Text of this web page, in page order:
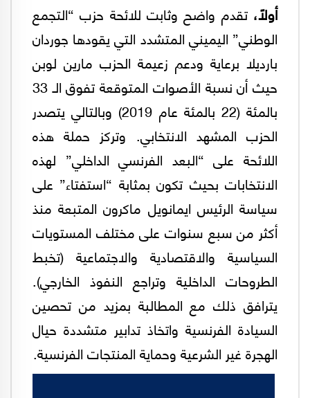
أولاً،تقدم واضح وثابت للائحة حزب “التجمع
الوطني” اليميني المتشدد التي يقودها جوردان
بارديلا برعاية ودعم زعيمة الحزب مارين لوبن
حيث أن نسبة الأصوات المتوقعة تفوق الـ 33
بالمئة (22 بالمئة عام 2019) وبالتالي يتصدر
الحزب المشهد الانتخابي. وتركز حملة هذه
اللائحة على “البعد الفرنسي الداخلي” لهذه
الانتخابات بحيث تكون بمثابة “استفتاء” على
سياسة الرئيس ايمانويل ماكرون المتبعة منذ
أكثر من سبع سنوات على مختلف المستويات
السياسية والاقتصادية والاجتماعية (تخبط
الطروحات الداخلية وتراجع النفوذ الخارجي).
يترافق ذلك مع المطالبة بمزيد من تحصين
السيادة الفرنسية واتخاذ تدابير متشددة حيال
الهجرة غير الشرعية وحماية المنتجات الفرنسية.